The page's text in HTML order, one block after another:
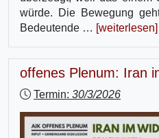
würde. Die Bewegung
Bedeutende … [weiterlesen]
offenes Plenum: Iran
Termin: 30/3/2026